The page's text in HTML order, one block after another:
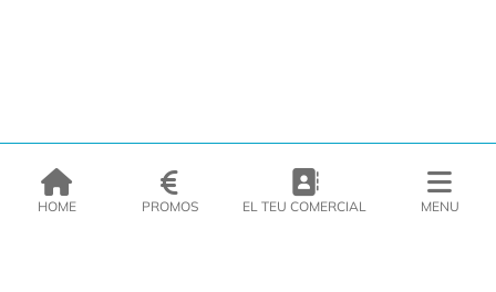
HOME PROMOS EL TEU COMERCIAL MENU